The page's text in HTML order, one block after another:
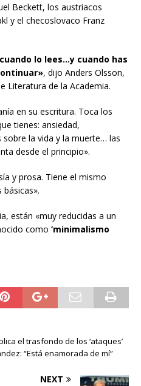
Beckett, los austriacos
y el checoslovaco Franz
lo lees…y cuando has
, dijo Anders Olsson,
Literatura de la Academia.
en su escritura. Toca los
tienes: ansiedad,
la vida y la muerte… las
desde el principio».
y prosa. Tiene el mismo
están «muy reducidas a un
como ‘minimalismo
el trasfondo de los ‘ataques’
“Está enamorada de mí”
NEXT